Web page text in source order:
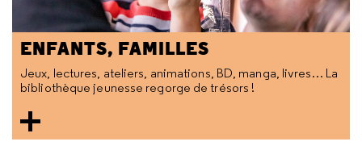
ENFANTS, FAMILLES
Jeux, lectures, ateliers, animations, BD, manga, livres… La
bibliothèque jeunesse regorge de trésors !